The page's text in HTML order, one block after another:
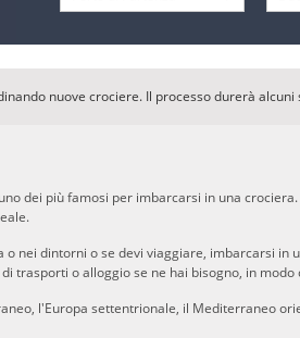
nuove crociere. Il processo durerà alcuni
dei più famosi per imbarcarsi in una
o nei dintorni o se devi viaggiare, imbarcarsi
trasporti o alloggio se ne hai bisogno, in
l'Europa settentrionale, il Mediterraneo